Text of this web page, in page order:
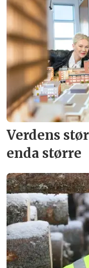
Verdens
enda større